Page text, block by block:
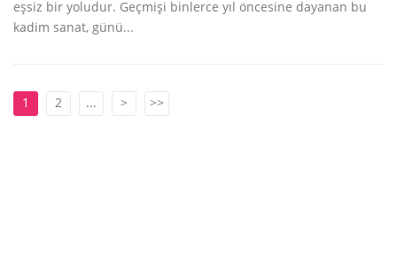
eşsiz bir yoludur. Geçmişi binlerce yıl öncesine dayanan bu
kadim sanat, günü...
1 2 ... > >>